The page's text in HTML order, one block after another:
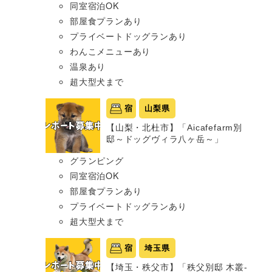
同室宿泊OK
部屋食プランあり
プライベートドッグランあり
わんこメニューあり
温泉あり
超大型犬まで
宿 山梨県
【山梨・北杜市】「Aicafefarm別
邸～ドッグヴィラ八ヶ岳～」
グランピング
同室宿泊OK
部屋食プランあり
プライベートドッグランあり
超大型犬まで
宿 埼玉県
【埼玉・秩父市】「秩父別邸 木叢-